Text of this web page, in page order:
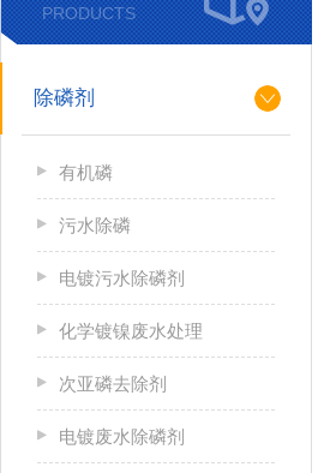
PRODUCTS
除磷剂
有机磷
污水除磷
电镀污水除磷剂
化学镀镍废水处理
次亚磷去除剂
电镀废水除磷剂